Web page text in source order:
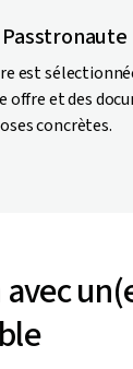
est
offre et des
concrètes.